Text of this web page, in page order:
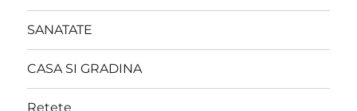
SANATATE
CASA SI GRADINA
Retete